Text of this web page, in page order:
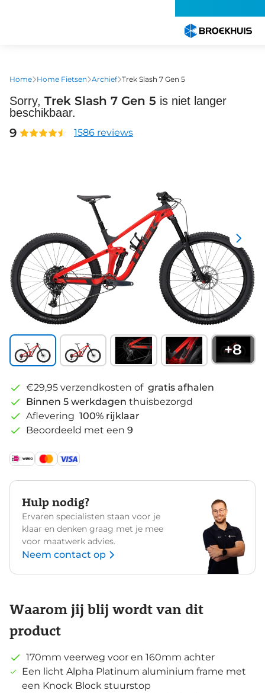
gaan
Home Home Fietsen Archief Trek Slash 7 Gen 5
Sorry, Trek Slash 7 Gen 5 is niet langer
beschikbaar.
9 1586 reviews
+8
€29,95 verzendkosten of gratis afhalen
Binnen 5 werkdagen thuisbezorgd
Aflevering 100% rijklaar
Beoordeeld met een 9
Hulp nodig?
Ervaren specialisten staan voor je
klaar en denken graag met je mee
voor maatwerk advies.
Neem contact op
Waarom jij blij wordt van dit
product
170mm veerweg voor en 160mm achter
Een licht Alpha Platinum aluminium frame met
een Knock Block stuurstop